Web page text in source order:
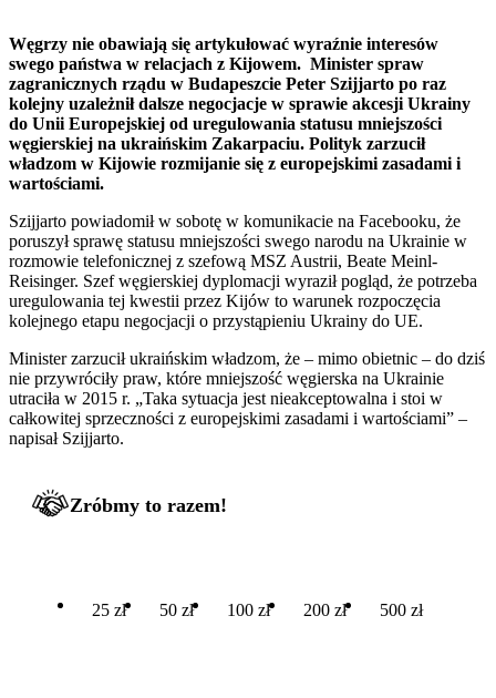
Węgrzy nie obawiają się artykułować wyraźnie interesów
swego państwa w relacjach z Kijowem. Minister spraw
zagranicznych rządu w Budapeszcie Peter Szijjarto po raz
kolejny uzależnił dalsze negocjacje w sprawie akcesji Ukrainy
do Unii Europejskiej od uregulowania statusu mniejszości
węgierskiej na ukraińskim Zakarpaciu. Polityk zarzucił
władzom w Kijowie rozmijanie się z europejskimi zasadami i
wartościami.
Szijjarto powiadomił w sobotę w komunikacie na Facebooku, że
poruszył sprawę statusu mniejszości swego narodu na Ukrainie w
rozmowie telefonicznej z szefową MSZ Austrii, Beate Meinl-
Reisinger. Szef węgierskiej dyplomacji wyraził pogląd, że potrzeba
uregulowania tej kwestii przez Kijów to warunek rozpoczęcia
kolejnego etapu negocjacji o przystąpieniu Ukrainy do UE.
Minister zarzucił ukraińskim władzom, że – mimo obietnic – do dziś
nie przywróciły praw, które mniejszość węgierska na Ukrainie
utraciła w 2015 r. „Taka sytuacja jest nieakceptowalna i stoi w
całkowitej sprzeczności z europejskimi zasadami i wartościami” –
napisał Szijjarto.
Zróbmy to razem!
25 zł 50 zł 100 zł 200 zł 500 zł